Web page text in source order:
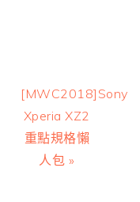
Next
Post:
[MWC2018]Sony
Xperia XZ2
重點規格懶
人包 »